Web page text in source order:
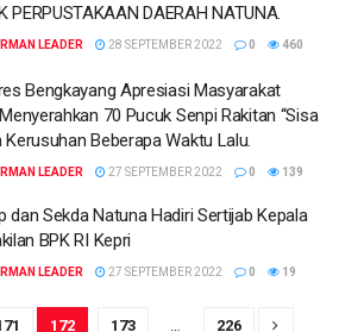
PERPUSTAKAAN DAERAH NATUNA.
LEADER 28 SEPTEMBER 2022 0 460
Bengkayang Apresiasi Masyarakat
70 Pucuk Senpi Rakitan “Sisa
Kerusuhan Beberapa Waktu Lalu.
LEADER 27 SEPTEMBER 2022 0 139
dan Sekda Natuna Hadiri Sertijab Kepala
BPK RI Kepri
LEADER 27 SEPTEMBER 2022 0 19
172 173 226